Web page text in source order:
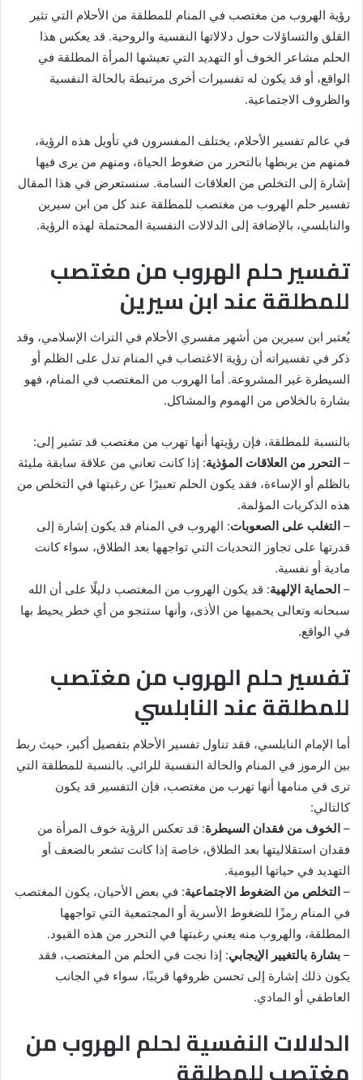
رؤية الهروب من مغتصب في المنام للمطلقة من الأحلام التي تثير
القلق والتساؤلات حول دلالاتها النفسية والروحية. قد يعكس هذا
الحلم مشاعر الخوف أو التهديد التي تعيشها المرأة المطلقة في
الواقع، أو قد يكون له تفسيرات أخرى مرتبطة بالحالة النفسية
والظروف الاجتماعية.
في عالم تفسير الأحلام، يختلف المفسرون في تأويل هذه الرؤية،
فمنهم من يربطها بالتحرر من ضغوط الحياة، ومنهم من يرى فيها
إشارة إلى التخلص من العلاقات السامة. سنستعرض في هذا المقال
تفسير حلم الهروب من مغتصب للمطلقة عند كل من ابن سيرين
والنابلسي، بالإضافة إلى الدلالات النفسية المحتملة لهذه الرؤية.
تفسير حلم الهروب من مغتصب
للمطلقة عند ابن سيرين
يُعتبر ابن سيرين من أشهر مفسري الأحلام في التراث الإسلامي، وقد
ذكر في تفسيراته أن رؤية الاغتصاب في المنام تدل على الظلم أو
السيطرة غير المشروعة. أما الهروب من المغتصب في المنام، فهو
بشارة بالخلاص من الهموم والمشاكل.
بالنسبة للمطلقة، فإن رؤيتها أنها تهرب من مغتصب قد تشير إلى:
– التحرر من العلاقات المؤذية: إذا كانت تعاني من علاقة سابقة مليئة
بالظلم أو الإساءة، فقد يكون الحلم تعبيرًا عن رغبتها في التخلص من
هذه الذكريات المؤلمة.
– التغلب على الصعوبات: الهروب في المنام قد يكون إشارة إلى
قدرتها على تجاوز التحديات التي تواجهها بعد الطلاق، سواء كانت
مادية أو نفسية.
– الحماية الإلهية: قد يكون الهروب من المغتصب دليلًا على أن الله
سبحانه وتعالى يحميها من الأذى، وأنها ستنجو من أي خطر يحيط بها
في الواقع.
تفسير حلم الهروب من مغتصب
للمطلقة عند النابلسي
أما الإمام النابلسي، فقد تناول تفسير الأحلام بتفصيل أكبر، حيث ربط
بين الرموز في المنام والحالة النفسية للرائي. بالنسبة للمطلقة التي
ترى في منامها أنها تهرب من مغتصب، فإن التفسير قد يكون
كالتالي:
– الخوف من فقدان السيطرة: قد تعكس الرؤية خوف المرأة من
فقدان استقلاليتها بعد الطلاق، خاصة إذا كانت تشعر بالضعف أو
التهديد في حياتها اليومية.
– التخلص من الضغوط الاجتماعية: في بعض الأحيان، يكون المغتصب
في المنام رمزًا للضغوط الأسرية أو المجتمعية التي تواجهها
المطلقة، والهروب منه يعني رغبتها في التحرر من هذه القيود.
– بشارة بالتغيير الإيجابي: إذا نجت في الحلم من المغتصب، فقد
يكون ذلك إشارة إلى تحسن ظروفها قريبًا، سواء في الجانب
العاطفي أو المادي.
الدلالات النفسية لحلم الهروب من